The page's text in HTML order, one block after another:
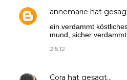
annemarie hat
ein verdammt
mund, sicher
2.5.12
Cora hat gesagt…